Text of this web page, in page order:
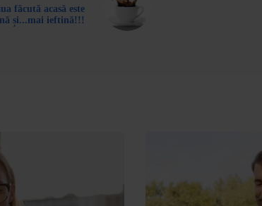
făcută acasă este
și...mai ieftină!!!